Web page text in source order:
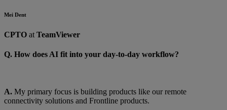
Mei Dent
CPTO at TeamViewer
Q. How does AI fit into your day-to-day workflow?
A. My primary focus is building products like our remote
connectivity solutions and Frontline products.